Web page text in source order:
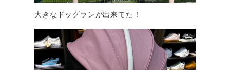
大きなドッグランが出来てた！